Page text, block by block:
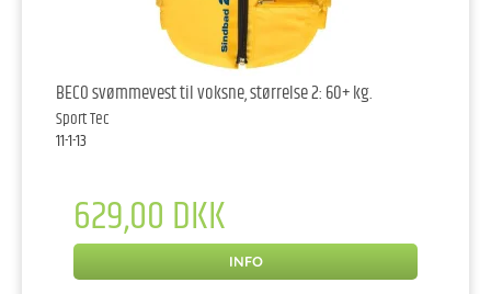
BECO svømmevest til voksne, størrelse 2: 60+ kg.
Sport Tec
11-1-13
629,00 DKK
INFO